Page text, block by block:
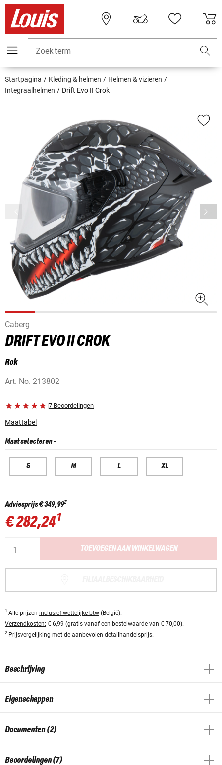
Zoekterm
Startpagina Kleding & helmen
Helmen & vizieren
Integraalhelmen
Drift Evo II Crok
Caberg
DRIFT EVO II CROK
Rok
Art. No. 213802
|7 Beoordelingen
Maattabel
Maat selecteren-
S M L XL
Adviesprijs€ 349,992
€ 282,241
TOEVOEGEN AAN WINKELWAGEN
1 Alle prijzen inclusief wettelijke btw (België).
Verzendkosten: € 6,99 (gratis vanaf een bestelwaarde van € 70,00).
2 Prijsvergelijking met de aanbevolen detailhandelsprijs.
Beschrijving
Eigenschappen
Documenten (2)
Beoordelingen (7)